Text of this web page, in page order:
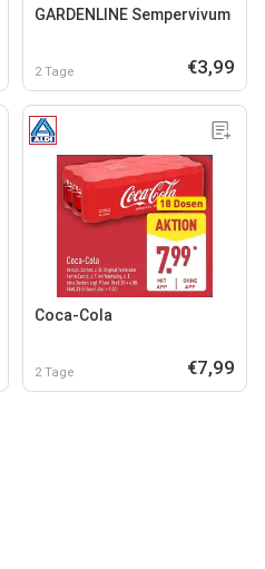
GARDENLINE Sempervivum
2 Tage €3,99
Coca-Cola
2 Tage €7,99